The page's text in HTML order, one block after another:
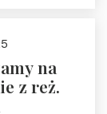
na
z reż.